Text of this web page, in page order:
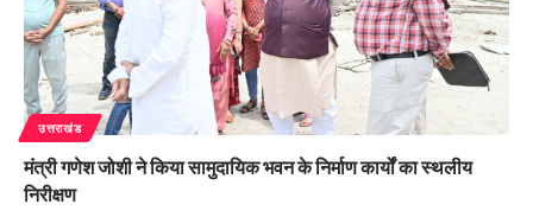
उत्तराखंड
मंत्री गणेश जोशी ने किया सामुदायिक भवन के निर्माण कार्यों का स्थलीय
निरीक्षण